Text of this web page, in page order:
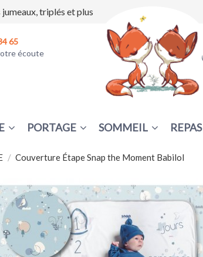
triplés et plus
65
écoute
PORTAGE SOMMEIL REPAS
Couverture Étape Snap the Moment Babilol